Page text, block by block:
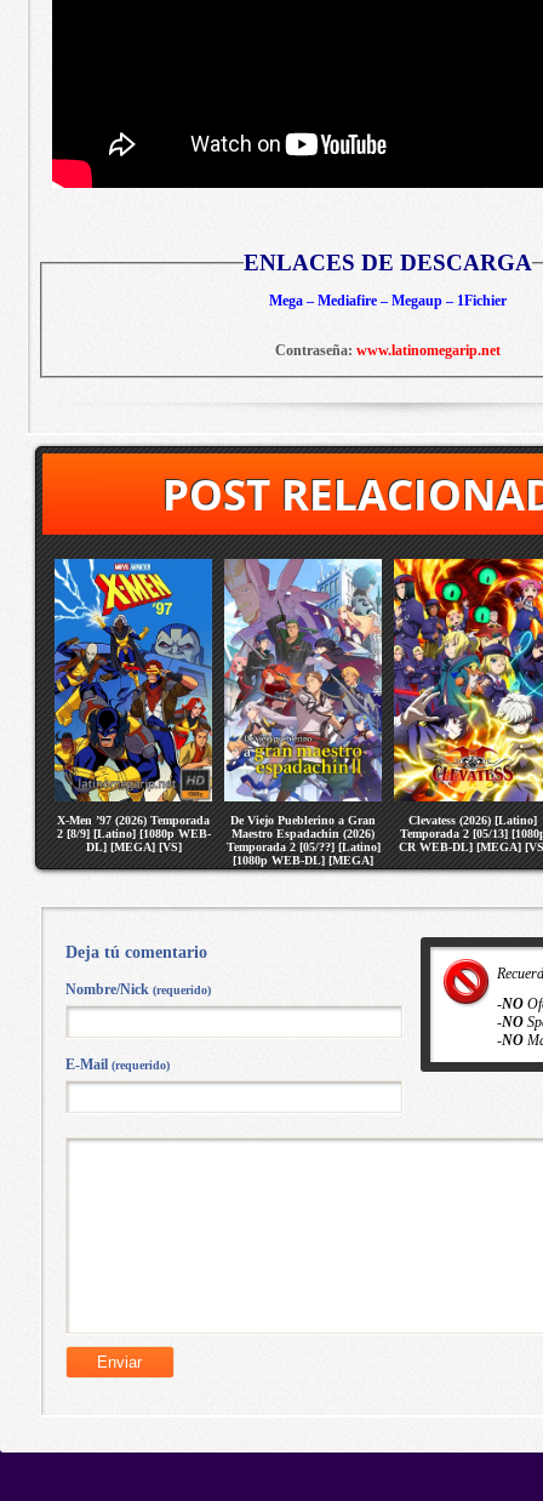
ENLACES DE DESCARGA
Mega – Mediafire – Megaup – 1Fichier
Contraseña: www.latinomegarip.net
POST
X-Men ’97 (2026) Temporada
2 [8/9] [Latino] [1080p WEB-
DL] [MEGA] [VS]
De Viejo Pueblerino a Gran
Maestro Espadachin (2026)
Temporada 2 [05/??] [Latino]
[1080p WEB-DL] [MEGA]
[VS]
Clevatess (2026) [Latino]
Temporada 2 [05/13]
CR WEB-DL] [MEGA]
-NO
-NO
-NO
Deja tú comentario
Nombre/Nick (requerido)
E-Mail (requerido)